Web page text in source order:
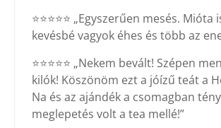
⭐⭐⭐⭐⭐ „Egyszerűen mesés. Mióta
kevésbé vagyok éhes és több az
⭐⭐⭐⭐⭐ „Nekem bevált! Szépen
kilók! Köszönöm ezt a jóízű teát a
Na és az ajándék a csomagban
meglepetés volt a tea mellé!”